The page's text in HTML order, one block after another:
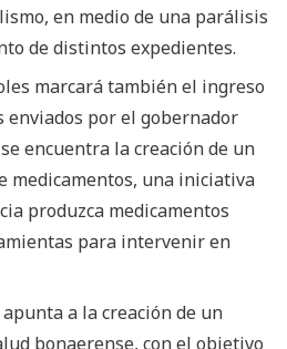
en medio de una parálisis
de distintos expedientes.
marcará también el ingreso
por el gobernador
encuentra la creación de un
medicamentos, una iniciativa
produzca medicamentos
para intervenir en
a la creación de un
bonaerense, con el objetivo